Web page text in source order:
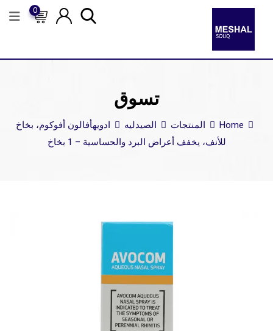
0
تسوق
Home المنتجات الصيدليه ادويهأفالون أفوكوم، بخاخ
للأنف، يخفف أعراض البرد والحساسية – 1 بخاخ